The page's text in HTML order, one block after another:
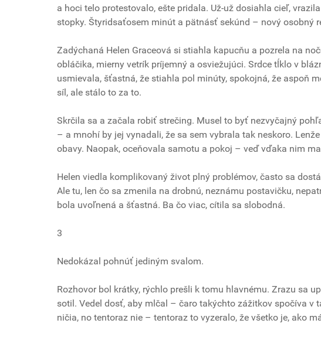
a hoci telo protestovalo, ešte pridala. Už-už dosiahla cieľ,
stopky. Štyridsaťosem minút a pätnásť sekúnd – nový osobný
Zadýchaná Helen Graceová si stiahla kapucňu a pozrela na
obláčika, mierny vetrík príjemný a osviežujúci. Srdce tĺklo v
usmievala, šťastná, že stiahla pol minúty, spokojná, že aspoň
síl, ale stálo to za to.
Skrčila sa a začala robiť strečing. Musel to byť nezvyčajný
– a mnohí by jej vynadali, že sa sem vybrala tak neskoro.
obavy. Naopak, oceňovala samotu a pokoj – veď vďaka nim
Helen viedla komplikovaný život plný problémov, často sa
Ale tu, len čo sa zmenila na drobnú, neznámu postavičku,
bola uvoľnená a šťastná. Ba čo viac, cítila sa slobodná.
3
Nedokázal pohnúť jediným svalom.
Rozhovor bol krátky, rýchlo prešli k tomu hlavnému. Zrazu sa
sotil. Vedel dosť, aby mlčal – čaro takýchto zážitkov spočíva v
ničia, no tentoraz nie – tentoraz to vyzeralo, že všetko je, ako